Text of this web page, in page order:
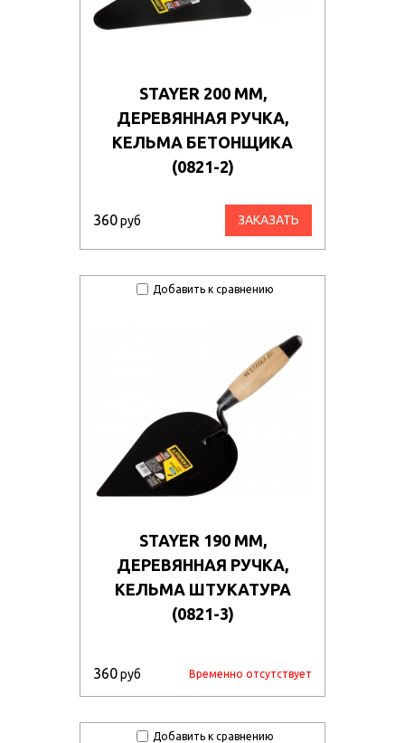
STAYER 200 ММ,
ДЕРЕВЯННАЯ РУЧКА,
КЕЛЬМА БЕТОНЩИКА
(0821-2)
360руб ЗАКАЗАТЬ
Добавить к сравнению
STAYER 190 ММ,
ДЕРЕВЯННАЯ РУЧКА,
КЕЛЬМА ШТУКАТУРА
(0821-3)
360руб Временно отсутствует
Добавить к сравнению